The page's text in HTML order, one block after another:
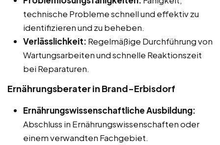
technische Probleme schnell und effektiv zu
identifizieren und zu beheben.
Verlässlichkeit: Regelmäßige Durchführung von
Wartungsarbeiten und schnelle Reaktionszeit
bei Reparaturen.
Ernährungsberater in Brand-Erbisdorf
Ernährungswissenschaftliche Ausbildung:
Abschluss in Ernährungswissenschaften oder
einem verwandten Fachgebiet.